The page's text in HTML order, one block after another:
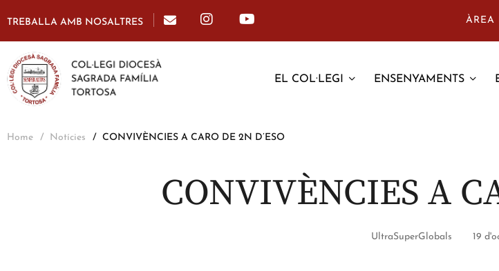
TREBALLA AMB NOSALTRES ÀREA
EL COL·LEGI ENSENYAMENTS
Home Notícies CONVIVÈNCIES A CARO DE 2N D’ESO
CONVIVÈNCIES A
UltraSuperGlobals 19